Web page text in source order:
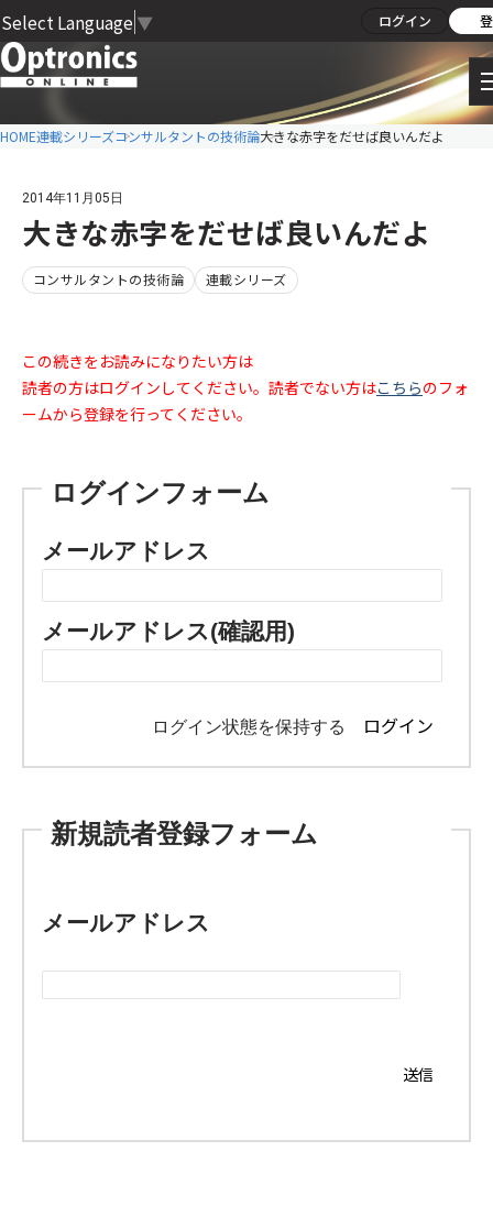
Select Language ▼ ログイン
HOME連載シリーズコンサルタントの技術論大きな赤字をだせば良いんだよ
2014年11月05日
大きな赤字をだせば良いんだよ
コンサルタントの技術論 連載シリーズ
この続きをお読みになりたい方は
読者の方はログインしてください。読者でない方はこちらのフォ
ームから登録を行ってください。
ログインフォーム
メールアドレス
メールアドレス(確認用)
ログイン状態を保持する
新規読者登録フォーム
メールアドレス